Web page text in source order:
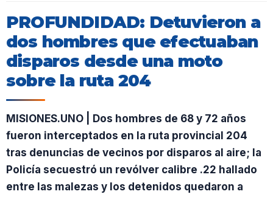
PROFUNDIDAD: Detuvieron a
dos hombres que efectuaban
disparos desde una moto
sobre la ruta 204
MISIONES.UNO | Dos hombres de 68 y 72 años
fueron interceptados en la ruta provincial 204
tras denuncias de vecinos por disparos al aire; la
Policía secuestró un revólver calibre .22 hallado
entre las malezas y los detenidos quedaron a